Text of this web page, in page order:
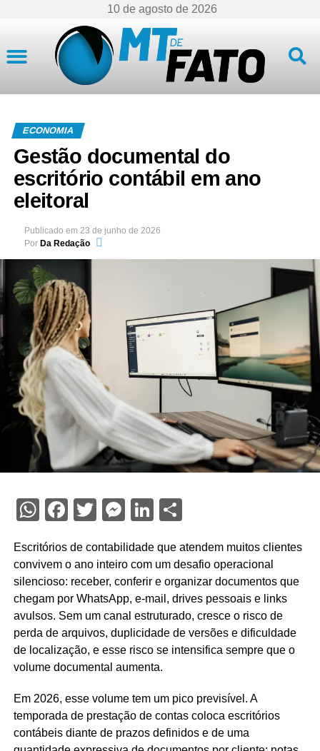
10 de agosto de 2026
ECONOMIA
Gestão documental do
escritório contábil em ano
eleitoral
Publicado em 23 de junho de 2026
Por Da Redação
WhatsApp
Facebook
Twitter
Messenger
LinkedIn
Share
Escritórios de contabilidade que atendem muitos clientes
convivem o ano inteiro com um desafio operacional
silencioso: receber, conferir e organizar documentos que
chegam por WhatsApp, e-mail, drives pessoais e links
avulsos. Sem um canal estruturado, cresce o risco de
perda de arquivos, duplicidade de versões e dificuldade
de localização, e esse risco se intensifica sempre que o
volume documental aumenta.
Em 2026, esse volume tem um pico previsível. A
temporada de prestação de contas coloca escritórios
contábeis diante de prazos definidos e de uma